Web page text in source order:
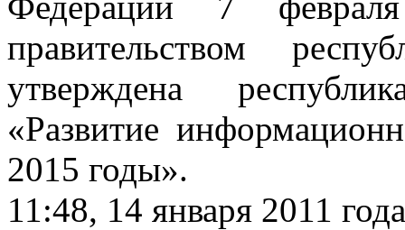
правительством
утверждена
«Развитие
2015 годы».
11:48, 14 января 2011 года